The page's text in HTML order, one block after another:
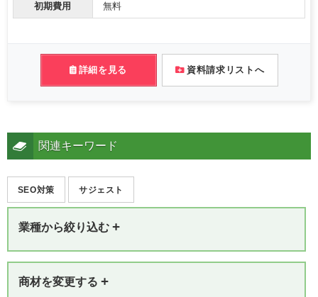
初期費用 無料
詳細を見る 資料請求リストへ
関連キーワード
SEO対策 サジェスト
業種から絞り込む +
商材を変更する +